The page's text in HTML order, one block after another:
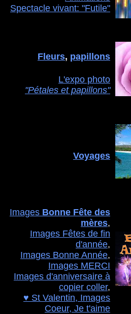
Spectacle vivant: "Futile"
Fleurs, papillons
L'expo photo
"Pétales et papillons"
Voyages
Images Bonne Fête des
mères,
Images Fêtes de fin
d'année,
Images Bonne Année,
Images MERCI
Images d'anniversaire à
copier coller,
♥ St Valentin, Images
Coeur, Je t'aime